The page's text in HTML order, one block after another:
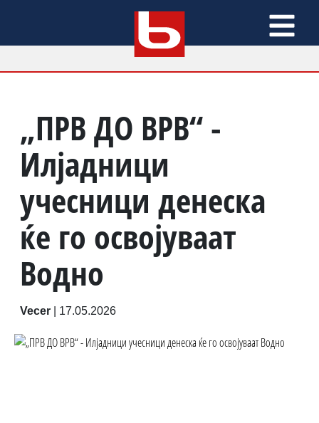
„ПРВ ДО ВРВ“ -
Илјадници
учесници денеска
ќе го освојуваат
Водно
Vecer 17.05.2026